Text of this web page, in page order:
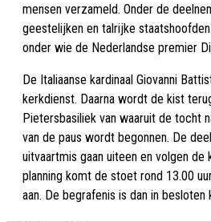
mensen verzameld. Onder de
geestelijken en talrijke
onder wie de Nederlandse premier
De Italiaanse kardinaal Giovanni
kerkdienst. Daarna wordt de kist
Pietersbasiliek van waaruit de tocht
van de paus wordt begonnen. De
uitvaartmis gaan uiteen en volgen de
planning komt de stoet rond 13.00
aan. De begrafenis is dan in besloten